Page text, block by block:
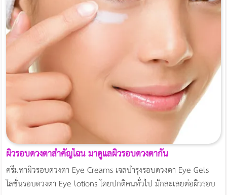
ผิวรอบดวงตาสำคัญไฉน มาดูแลผิวรอบดวงตากัน
ครีมทาผิวรอบดวงตา Eye Creams เจลบำรุงรอบดวงตา Eye Gels
โลชั่นรอบดวงตา Eye lotions โดยปกติคนทั่วไป มักละเลยต่อผิวรอบ